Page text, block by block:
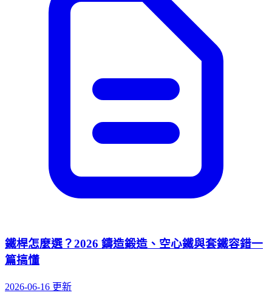
鐵桿怎麼選？2026 鑄造鍛造、空心鐵與套鐵容錯一
篇搞懂
2026-06-16 更新